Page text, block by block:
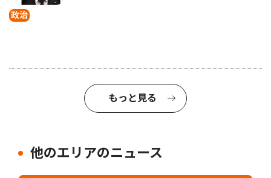
政治
もっと見る
他のエリアのニュース